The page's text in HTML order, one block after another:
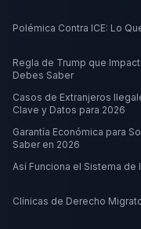
Polémica Contra ICE: Lo
Regla de Trump que
Debes Saber
Casos de Extranjeros
Clave y Datos para 2026
Garantía Económica para
Saber en 2026
Así Funciona el Sistema de
Clínicas de Derecho